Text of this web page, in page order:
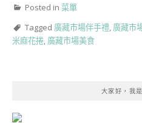
Posted in 菜單
Tagged 廣藏市場伴手禮, 廣藏市
米麻花捲, 廣藏市場美食
大家好，我